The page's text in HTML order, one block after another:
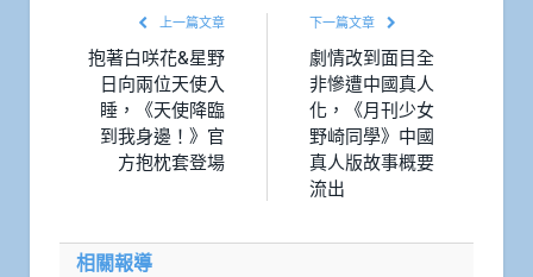
上一篇文章
抱著白咲花&星野
日向兩位天使入
睡，《天使降臨
到我身邊！》官
方抱枕套登場
下一篇文章
劇情改到面目全
非慘遭中國真人
化，《月刊少女
野崎同學》中國
真人版故事概要
流出
相關報導